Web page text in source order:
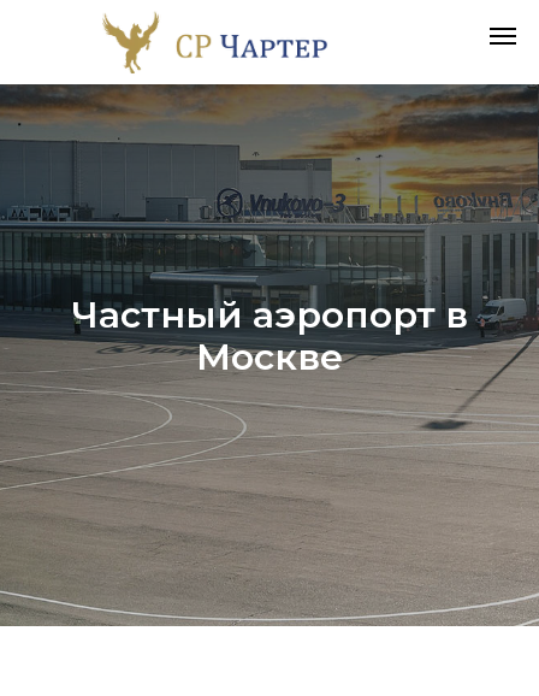
Частный аэропорт в
Москве